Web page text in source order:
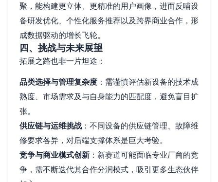
聚，能构建更立体、更精准的用户画像，进而反哺设
备研发优化、个性化服务推荐以及跨界商业合作，形
成数据驱动的增长飞轮。
四、挑战与未来展望
拓展之路也非一片坦途：
品类选择与管理复杂度 ：需谨慎评估新设备的技术成
熟度、市场需求及与自身能力的匹配度，避免盲目扩
张。
供应链与运维挑战 ：不同设备的供应链管理、故障维
修要求各异，对后端支撑体系是巨大考验。
竞争与商业模式创新 ：新赛道可能面临专业厂商的竞
争，需不断迭代其合作分润模式，吸引更多生态伙伴